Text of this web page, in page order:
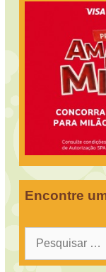
Encontre
Pesquisar